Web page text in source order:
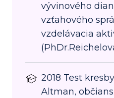
vývinového
vzťahového
vzdelávacia
2018 Test
Altman,